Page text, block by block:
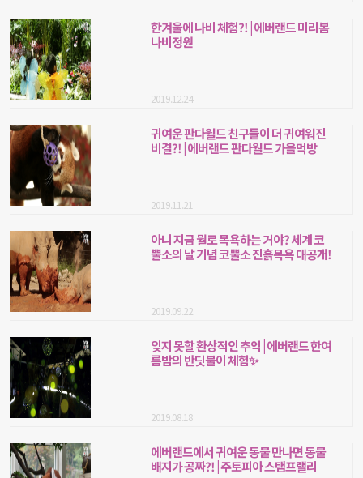
한겨울에 나비 체험?! | 에버랜드 미리봄
나비정원
2019.12.24
귀여운 판다월드 친구들이 더 귀여워진
비결?! | 에버랜드 판다월드 가을먹방
2019.11.21
아니 지금 뭘로 목욕하는 거야? 세계 코
뿔소의 날 기념 코뿔소 진흙목욕 대공개!
2019.09.22
잊지 못할 환상적인 추억 | 에버랜드 한여
름밤의 반딧불이 체험✨
2019.08.18
에버랜드에서 귀여운 동물 만나면 동물
배지가 공짜?! | 주토피아 스탬프랠리